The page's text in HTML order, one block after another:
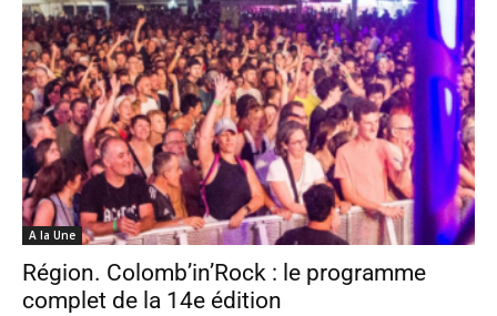
A la Une
Région. Colomb’in’Rock : le programme
complet de la 14e édition